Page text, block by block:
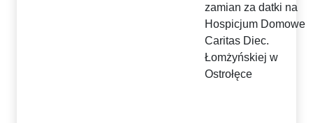
zamian za datki na
Hospicjum Domowe
Caritas Diec.
Łomżyńskiej w
Ostrołęce